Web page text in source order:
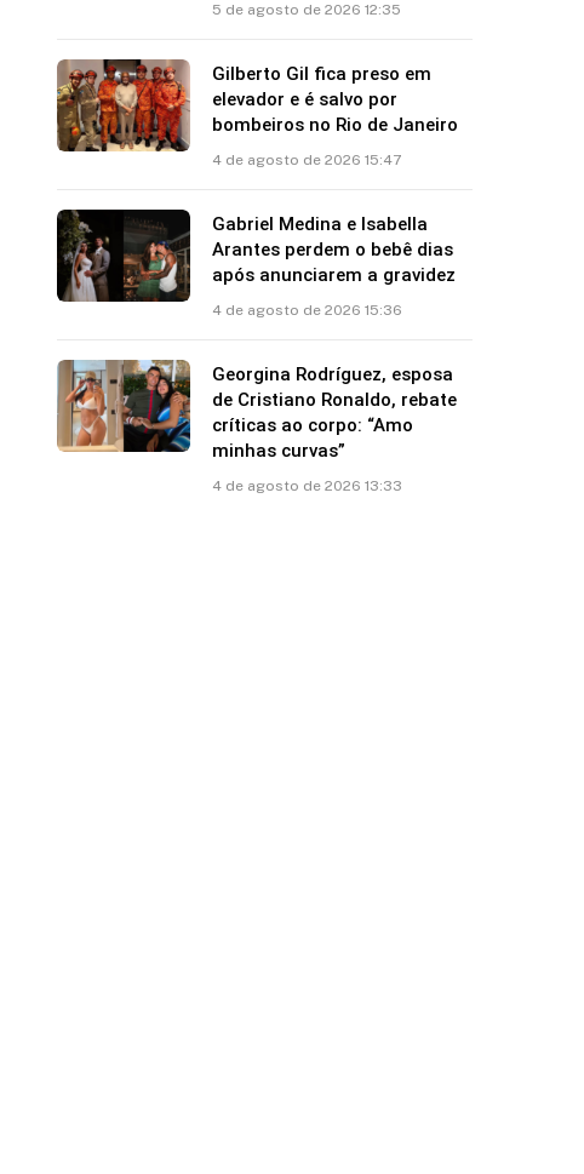
5 de agosto de 2026 12:35
Gilberto Gil fica preso em
elevador e é salvo por
bombeiros no Rio de Janeiro
4 de agosto de 2026 15:47
Gabriel Medina e Isabella
Arantes perdem o bebê dias
após anunciarem a gravidez
4 de agosto de 2026 15:36
Georgina Rodríguez, esposa
de Cristiano Ronaldo, rebate
críticas ao corpo: “Amo
minhas curvas”
4 de agosto de 2026 13:33